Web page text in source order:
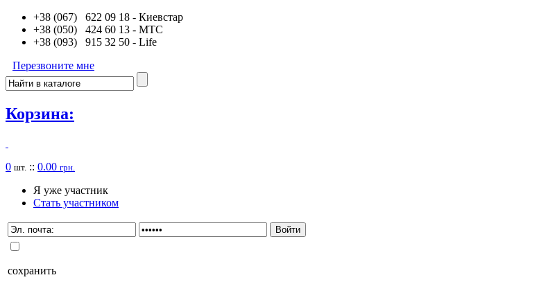
+38 (067) 622 09 18 - Киевстар
+38 (050) 424 60 13 - MTC
+38 (093) 915 32 50 - Life
Перезвоните мне
Корзина:
0 шт. :: 0.00 грн.
Я уже участник
Стать участником
сохранить